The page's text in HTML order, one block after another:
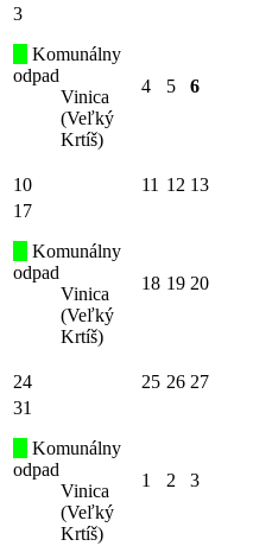
3
Komunálny
odpad
Vinica
(Veľký
Krtíš)
4 5 6
10 11 12 13
17
Komunálny
odpad
Vinica
(Veľký
Krtíš)
18 19 20
24 25 26 27
31
Komunálny
odpad
Vinica
(Veľký
Krtíš)
1 2 3